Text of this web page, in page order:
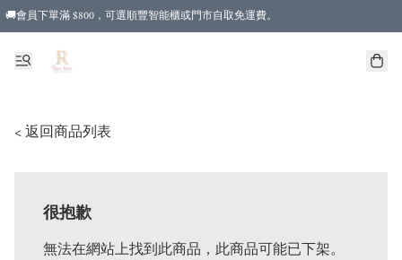
🚚會員下單滿 $800，可選順豐智能櫃或門市自取免運費。
< 返回商品列表
很抱歉
無法在網站上找到此商品，此商品可能已下架。